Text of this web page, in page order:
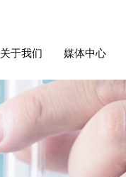
关于我们 媒体中心